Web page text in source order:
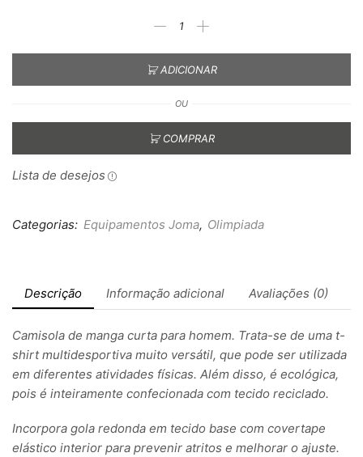
ADICIONAR
OU
COMPRAR
Lista de desejos
Categorias: Equipamentos Joma, Olimpiada
Descrição Informação adicional Avaliações (0)
Camisola de manga curta para homem. Trata-se de uma t-
shirt multidesportiva muito versátil, que pode ser utilizada
em diferentes atividades físicas. Além disso, é ecológica,
pois é inteiramente confecionada com tecido reciclado.
Incorpora gola redonda em tecido base com covertape
elástico interior para prevenir atritos e melhorar o ajuste.